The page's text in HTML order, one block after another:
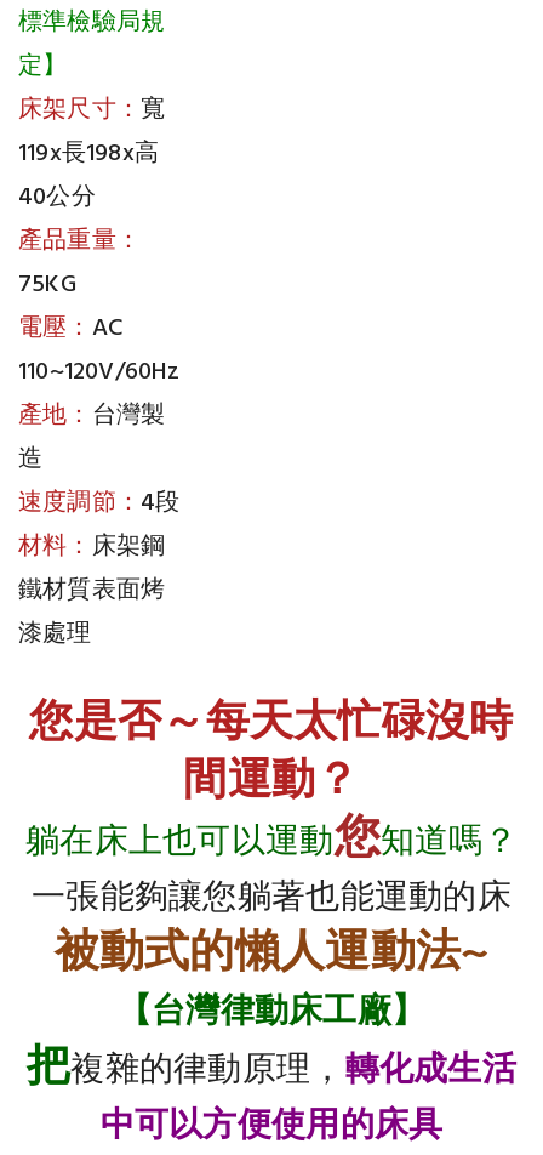
標準檢驗局規
定】
床架尺寸： 寬
119x長198x高
40公分
產品重量：
75KG
電壓： AC
110~120V/60Hz
產地： 台灣製
造
速度調節： 4段
材料： 床架鋼
鐵材質表面烤
漆處理
您是否～每天太忙碌沒時
間運動？
躺在床上也可以運動您知道嗎？
一張能夠讓您躺著也能運動的床
被動式的懶人運動法~
【台灣律動床工廠】
把複雜的律動原理， 轉化成生活
中可以方便使用的床具